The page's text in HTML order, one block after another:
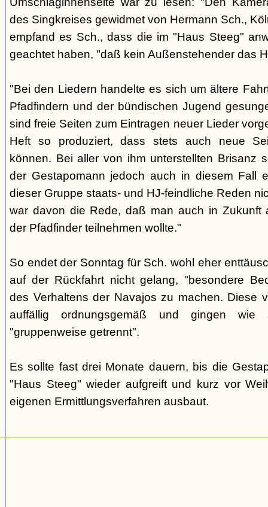
des Singkreises gewidmet von Hermann Sch.,
empfand es Sch., dass die im "Haus Steeg"
geachtet haben, "daß kein Außenstehender das
"Bei den Liedern handelte es sich um ältere
Pfadfindern und der bündischen Jugend
sind freie Seiten zum Eintragen neuer Lieder
Heft so produziert, dass stets auch neue
können. Bei aller von ihm unterstellten Brisanz
der Gestapomann jedoch auch in diesem Fall
dieser Gruppe staats- und HJ-feindliche Reden
war davon die Rede, daß man auch in Zukunft
der Pfadfinder teilnehmen wollte."
So endet der Sonntag für Sch. wohl eher
auf der Rückfahrt nicht gelang, "besondere
des Verhaltens der Navajos zu machen. Diese
auffällig ordnungsgemäß und gingen wie
"gruppenweise getrennt".
Es sollte fast drei Monate dauern, bis die
"Haus Steeg" wieder aufgreift und kurz vor
eigenen Ermittlungsverfahren ausbaut.